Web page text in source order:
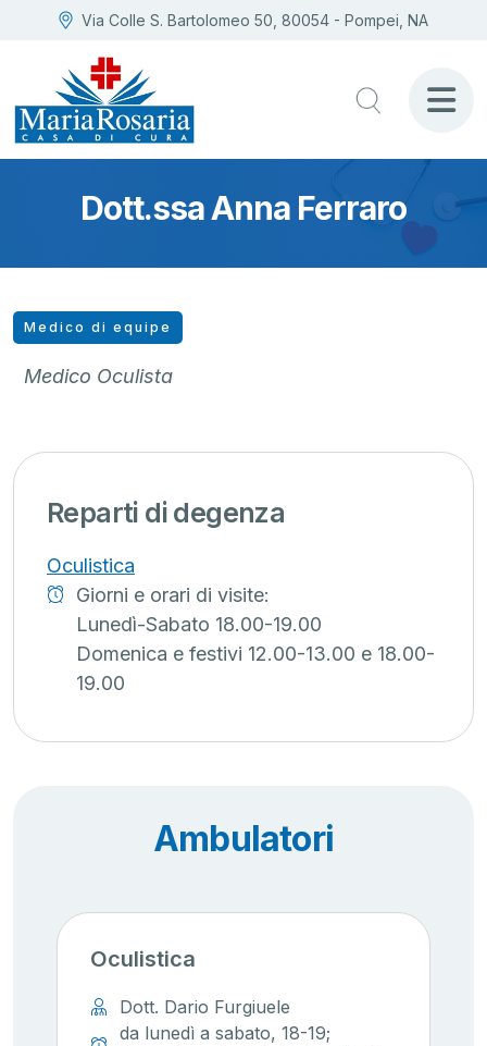
Via Colle S. Bartolomeo 50, 80054 - Pompei, NA
Dott.ssa Anna Ferraro
Reparti di degenza
Oculistica
Giorni e orari di visite:
Lunedì-Sabato 18.00-19.00
Domenica e festivi 12.00-13.00 e 18.00-
19.00
Medico di equipe
Medico Oculista
Ambulatori
Oculistica
Dott. Dario Furgiuele
da lunedì a sabato, 18-19;